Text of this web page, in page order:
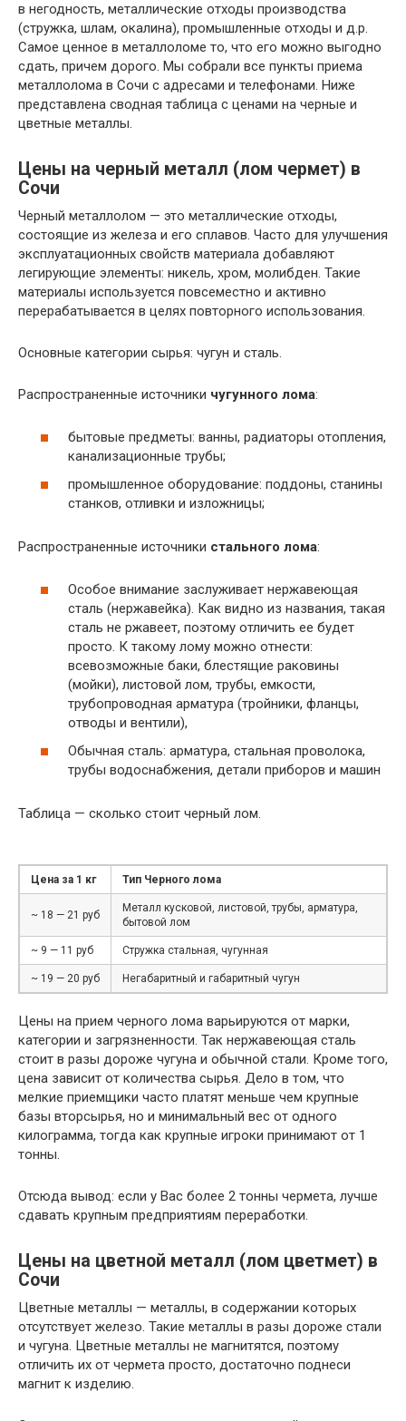
в негодность, металлические отходы производства
(стружка, шлам, окалина), промышленные отходы и д.р.
Самое ценное в металлоломе то, что его можно выгодно
сдать, причем дорого. Мы собрали все пункты приема
металлолома в Сочи с адресами и телефонами. Ниже
представлена сводная таблица с ценами на черные и
цветные металлы.
Цены на черный металл (лом чермет) в
Сочи
Черный металлолом — это металлические отходы,
состоящие из железа и его сплавов. Часто для улучшения
эксплуатационных свойств материала добавляют
легирующие элементы: никель, хром, молибден. Такие
материалы используется повсеместно и активно
перерабатывается в целях повторного использования.
Основные категории сырья: чугун и сталь.
Распространенные источники чугунного лома:
бытовые предметы: ванны, радиаторы отопления,
канализационные трубы;
промышленное оборудование: поддоны, станины
станков, отливки и изложницы;
Распространенные источники стального лома:
Особое внимание заслуживает нержавеющая
сталь (нержавейка). Как видно из названия, такая
сталь не ржавеет, поэтому отличить ее будет
просто. К такому лому можно отнести:
всевозможные баки, блестящие раковины
(мойки), листовой лом, трубы, емкости,
трубопроводная арматура (тройники, фланцы,
отводы и вентили),
Обычная сталь: арматура, стальная проволока,
трубы водоснабжения, детали приборов и машин
Таблица — сколько стоит черный лом.
Цена за 1 кг Тип Черного лома
~ 18 — 21 руб
Металл кусковой, листовой, трубы, арматура,
бытовой лом
~ 9 — 11 руб Стружка стальная, чугунная
~ 19 — 20 руб Негабаритный и габаритный чугун
Цены на прием черного лома варьируются от марки,
категории и загрязненности. Так нержавеющая сталь
стоит в разы дороже чугуна и обычной стали. Кроме того,
цена зависит от количества сырья. Дело в том, что
мелкие приемщики часто платят меньше чем крупные
базы вторсырья, но и минимальный вес от одного
килограмма, тогда как крупные игроки принимают от 1
тонны.
Отсюда вывод: если у Вас более 2 тонны чермета, лучше
сдавать крупным предприятиям переработки.
Цены на цветной металл (лом цветмет) в
Сочи
Цветные металлы — металлы, в содержании которых
отсутствует железо. Такие металлы в разы дороже стали
и чугуна. Цветные металлы не магнитятся, поэтому
отличить их от чермета просто, достаточно поднеси
магнит к изделию.